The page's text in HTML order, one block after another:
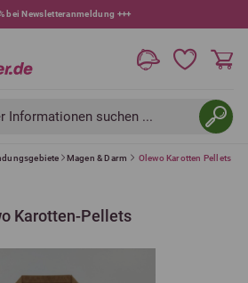
bei Newsletteranmeldung +++
Informationen suchen ...
Magen & Darm
Olewo Karotten Pellets
Karotten-Pellets